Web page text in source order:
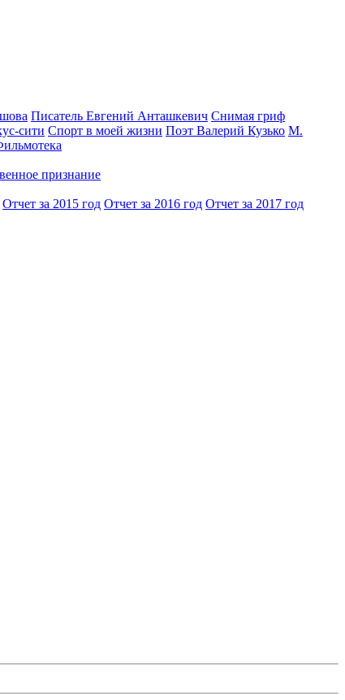
Писатель Евгений Анташкевич Снимая гриф
сити Спорт в моей жизни Поэт Валерий Кузько М.
признание
Отчет за 2015 год Отчет за 2016 год Отчет за 2017 год